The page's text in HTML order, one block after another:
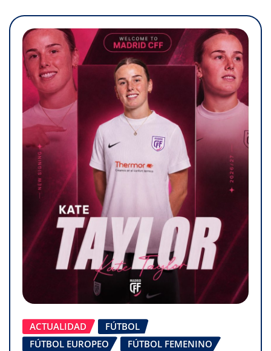
ACTUALIDAD
FÚTBOL
FÚTBOL EUROPEO
FÚTBOL FEMENINO